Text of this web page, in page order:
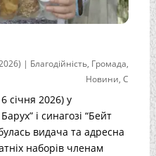
| Благодійність, Громада,
Новини,С
січня 2026) у
і синагозі “Бейт
видача та адресна
наборів членам